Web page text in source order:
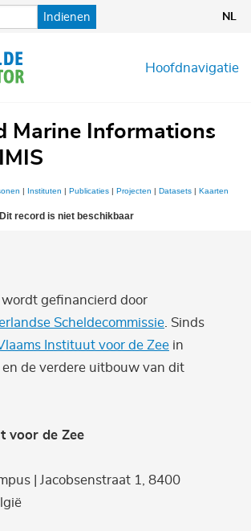
Indienen NL
Hoofdnavigatie
Marine Informations
| Instituten | Publicaties | Projecten | Datasets | Kaarten
Dit record is niet beschikbaar
gefinancierd door
Scheldecommissie . Sinds
Instituut voor de Zee in
de verdere uitbouw van dit
voor de Zee
| Jacobsenstraat 1, 8400